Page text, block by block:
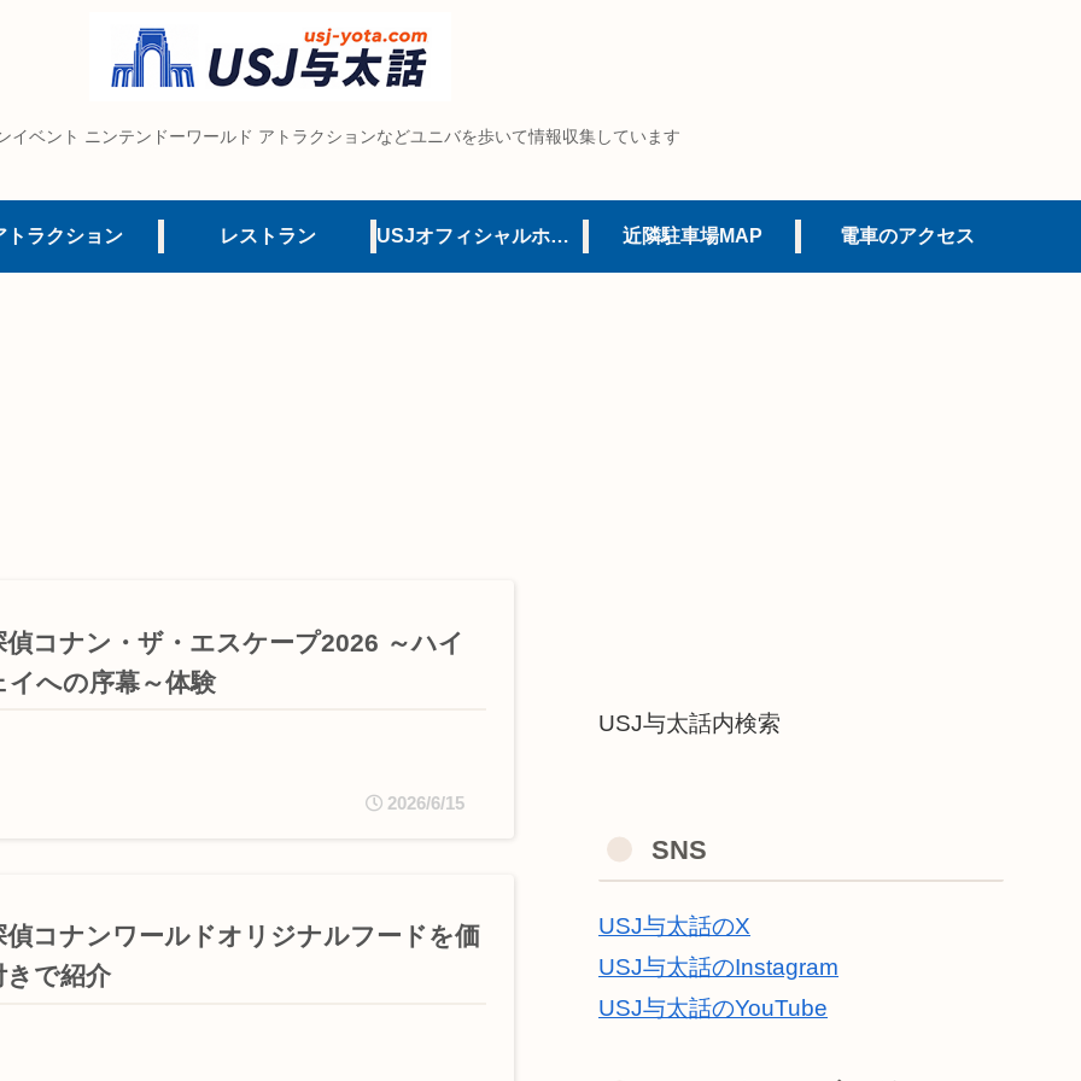
イベント ニンテンドーワールド アトラクションなどユニバを歩いて情報収集しています
トラクション レストラン USJオフィシャルホテル 近隣駐車場MAP 電車のアクセス
偵コナン・ザ・エスケープ2026 ～ハイ
イへの序幕～体験
2026/6/15
偵コナンワールドオリジナルフードを価
きで紹介
USJ与太話内検索
SNS
USJ与太話のX
USJ与太話のInstagram
USJ与太話のYouTube